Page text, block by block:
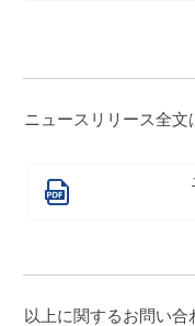
ニュースリリース全文
以上に関するお問い合